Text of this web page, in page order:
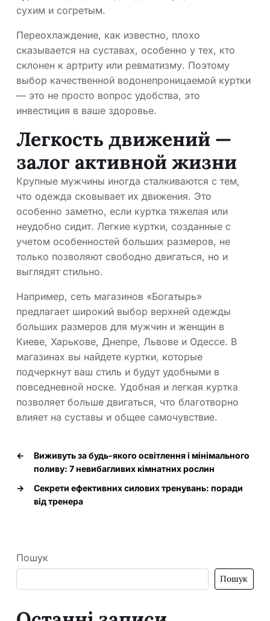
сухим и согретым.
Переохлаждение, как известно, плохо
сказывается на суставах, особенно у тех, кто
склонен к артриту или ревматизму. Поэтому
выбор качественной водонепроницаемой куртки
— это не просто вопрос удобства, это
инвестиция в ваше здоровье.
Легкость движений —
залог активной жизни
Крупные мужчины иногда сталкиваются с тем,
что одежда сковывает их движения. Это
особенно заметно, если куртка тяжелая или
неудобно сидит. Легкие куртки, созданные с
учетом особенностей больших размеров, не
только позволяют свободно двигаться, но и
выглядят стильно.
Например, сеть магазинов «Богатырь»
предлагает широкий выбор верхней одежды
больших размеров для мужчин и женщин в
Киеве, Харькове, Днепре, Львове и Одессе. В
магазинах вы найдете куртки, которые
подчеркнут ваш стиль и будут удобными в
повседневной носке. Удобная и легкая куртка
позволяет больше двигаться, что благотворно
влияет на суставы и общее самочувствие.
←
Виживуть за будь-якого освітлення і мінімального
поливу: 7 невибагливих кімнатних рослин
→
Секрети ефективних силових тренувань: поради
від тренера
Пошук
Пошук